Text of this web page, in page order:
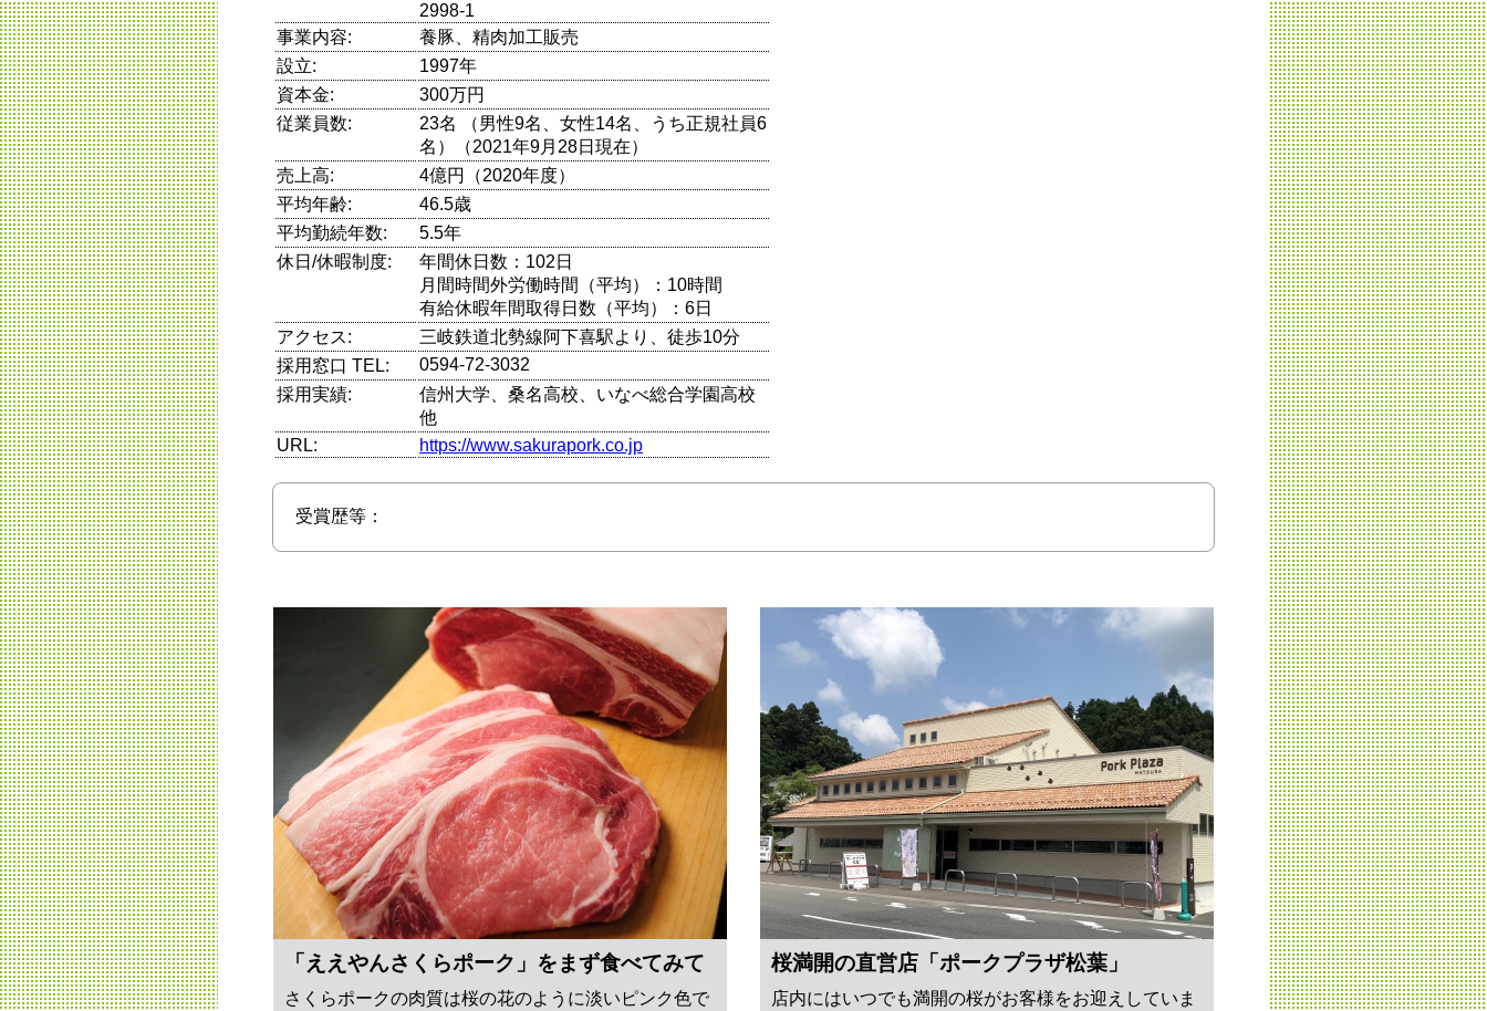
2998-1
事業内容:
養豚、精肉加工販売
設立:
1997年
資本金:
300万円
従業員数:
23名 （男性9名、女性14名、うち正規社員6
名）（2021年9月28日現在）
売上高:
4億円（2020年度）
平均年齢:
46.5歳
平均勤続年数:
5.5年
休日/休暇制度:
年間休日数：102日
月間時間外労働時間（平均）：10時間
有給休暇年間取得日数（平均）：6日
アクセス:
三岐鉄道北勢線阿下喜駅より、徒歩10分
採用窓口 TEL:
0594-72-3032
採用実績:
信州大学、桑名高校、いなべ総合学園高校
他
URL:
https://www.sakurapork.co.jp
受賞歴等：
「ええやんさくらポーク」をまず食べてみて
さくらポークの肉質は桜の花のように淡いピンク色で
桜満開の直営店「ポークプラザ松葉」
店内にはいつでも満開の桜がお客様をお迎えしていま